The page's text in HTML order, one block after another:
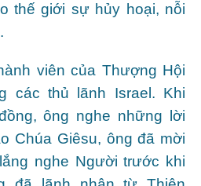
thế giới sự hủy hoại, nỗi
viên của Thượng Hội
các thủ lãnh Israel. Khi
ông nghe những lời
Chúa Giêsu, ông đã mời
nghe Người trước khi